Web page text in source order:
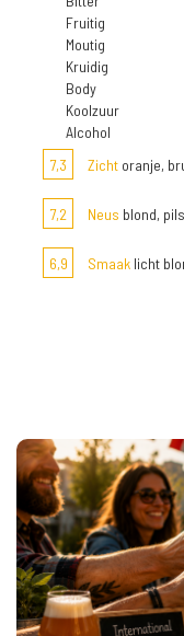
Fruitig
Moutig
Kruidig
Body
Koolzuur
Alcohol
7,3
Zicht oranje,
7,2 Neus blond,
6,9 Smaak licht